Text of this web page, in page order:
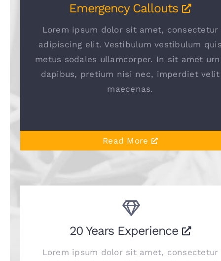
Emergency Callouts
Lorem ipsum dolor sit amet, consectetur
adipiscing elit. Vestibulum vestibulum
metus sodales ullamcorper. In sit amet
dapibus, pretium nisi nec, imperdiet velit
maecenas.
Read More
20 Years Experience
Lorem ipsum dolor sit amet, consectetur